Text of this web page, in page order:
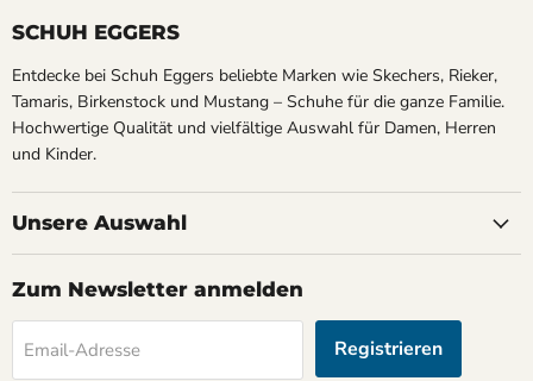
SCHUH EGGERS
Entdecke bei Schuh Eggers beliebte Marken wie Skechers, Rieker,
Tamaris, Birkenstock und Mustang – Schuhe für die ganze Familie.
Hochwertige Qualität und vielfältige Auswahl für Damen, Herren
und Kinder.
Unsere Auswahl
Zum Newsletter anmelden
Email-Adresse Registrieren